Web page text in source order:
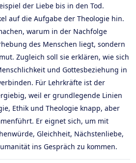
der Liebe bis in den Tod.
auf die Aufgabe der Theologie hin.
warum in der Nachfolge
des Menschen liegt, sondern
Zugleich soll sie erklären, wie sich
und Gottesbeziehung in
Für Lehrkräfte ist der
weil er grundlegende Linien
Ethik und Theologie knapp, aber
Er eignet sich, um mit
Gleichheit, Nächstenliebe,
ins Gespräch zu kommen.